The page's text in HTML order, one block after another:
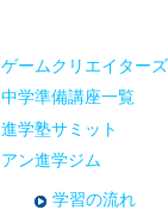
ゲームクリエイターズ
中学準備講座一覧
進学塾サミット
アン進学ジム
学習の流れ